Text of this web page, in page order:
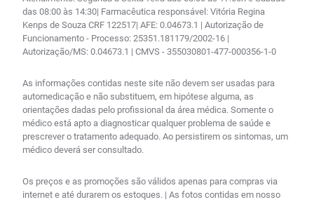
das 08:00 às 14:30| Farmacêutica responsável: Vitória Regina
Kenps de Souza CRF 122517| AFE: 0.04673.1 | Autorização de
Funcionamento - Processo: 25351.181179/2002-16 |
Autorização/MS: 0.04673.1 | CMVS - 355030801-477-000356-1-0
As informações contidas neste site não devem ser usadas para
automedicação e não substituem, em hipótese alguma, as
orientações dadas pelo profissional da área médica. Somente o
médico está apto a diagnosticar qualquer problema de saúde e
prescrever o tratamento adequado. Ao persistirem os sintomas, um
médico deverá ser consultado.
Os preços e as promoções são válidos apenas para compras via
internet e até durarem os estoques. | As fotos contidas em nosso